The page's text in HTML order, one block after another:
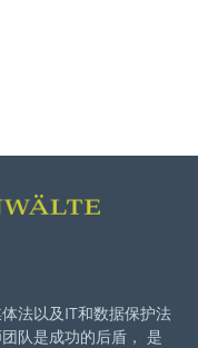
法以及IT和数据保护法
队是成功的后盾， 是